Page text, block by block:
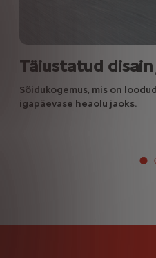
Täiustatud
Sõidukogemus, mis on
igapäevase heaolu jaoks.